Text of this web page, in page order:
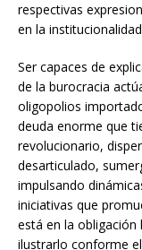
respectivas
en la
Ser capaces de
de la burocracia
oligopolios
deuda enorme que
revolucionario,
desarticulado,
impulsando
iniciativas que
está en la obligación
ilustrarlo conforme